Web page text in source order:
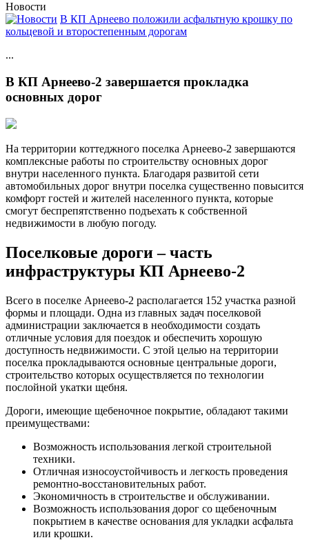
Новости
В КП Арнеево положили асфальтную крошку по
кольцевой и второстепенным дорогам
...
В КП Арнеево-2 завершается прокладка
основных дорог
На территории коттеджного поселка Арнеево-2 завершаются
комплексные работы по строительству основных дорог
внутри населенного пункта. Благодаря развитой сети
автомобильных дорог внутри поселка существенно повысится
комфорт гостей и жителей населенного пункта, которые
смогут беспрепятственно подъехать к собственной
недвижимости в любую погоду.
Поселковые дороги – часть
инфраструктуры КП Арнеево-2
Всего в поселке Арнеево-2 располагается 152 участка разной
формы и площади. Одна из главных задач поселковой
администрации заключается в необходимости создать
отличные условия для поездок и обеспечить хорошую
доступность недвижимости. С этой целью на территории
поселка прокладываются основные центральные дороги,
строительство которых осуществляется по технологии
послойной укатки щебня.
Дороги, имеющие щебеночное покрытие, обладают такими
преимуществами:
Возможность использования легкой строительной
техники.
Отличная износоустойчивость и легкость проведения
ремонтно-восстановительных работ.
Экономичность в строительстве и обслуживании.
Возможность использования дорог со щебеночным
покрытием в качестве основания для укладки асфальта
или крошки.